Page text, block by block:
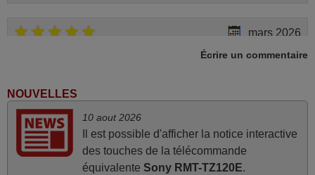
mars 2026
Je suis très content de cet achat. Cette télécommande est
d'origine ne fonctionnait plus (probablement le LED à
changer), et que certains boutons sur le Combiné Radio-
K7-DVD étaient inopérants. Voilà de quoi donner une
seconde vie à mes deux Panasonic haut de gamme des
années 90
Écrire un commentaire
NOUVELLES
10 aout 2026
Il est possible d'afficher la notice interactive
des touches de la télécommande
équivalente Sony RMT-TZ120E.